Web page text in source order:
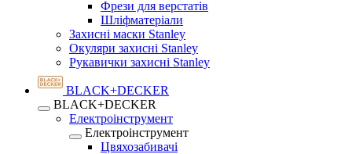
Фрези для верстатів
Шліфматеріали
Захисні маски Stanley
Окуляри захисні Stanley
Рукавички захисні Stanley
BLACK+DECKER
BLACK+DECKER
Електроінструмент
Електроінструмент
Цвяхозабивачі